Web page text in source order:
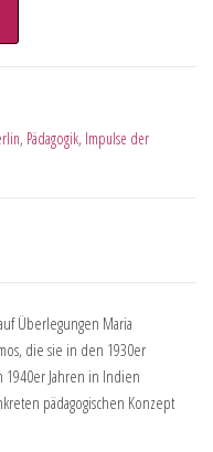
, Pädagogik, Impulse der
Überlegungen Maria
die sie in den 1930er
1940er Jahren in Indien
pädagogischen Konzept